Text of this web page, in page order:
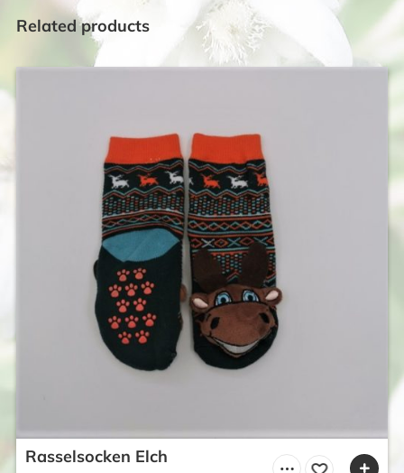
Related products
Rasselsocken Elch